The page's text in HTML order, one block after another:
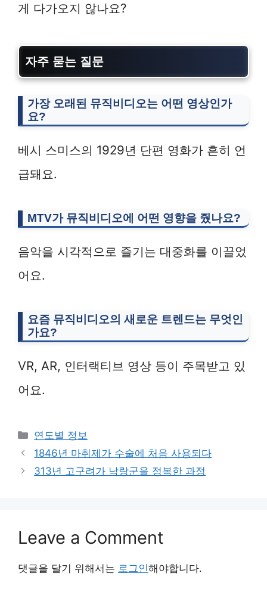
게 다가오지 않나요?
자주 묻는 질문
가장 오래된 뮤직비디오는 어떤 영상인가
요?
베시 스미스의 1929년 단편 영화가 흔히 언
급돼요.
MTV가 뮤직비디오에 어떤 영향을 줬나요?
음악을 시각적으로 즐기는 대중화를 이끌었
어요.
요즘 뮤직비디오의 새로운 트렌드는 무엇인
가요?
VR, AR, 인터랙티브 영상 등이 주목받고 있
어요.
Categories
연도별 정보
1846년 마취제가 수술에 처음 사용되다
313년 고구려가 낙랑군을 정복한 과정
Leave a Comment
댓글을 달기 위해서는 로그인해야합니다.